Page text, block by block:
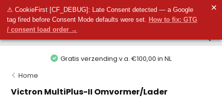
⚠ CookieFirst [CF_DEBUG]: Late Consent detected — a Google
tag fired before Consent Mode defaults were set. How to fix: GTG
/ consent load order →
✕
0 0
Gratis verzending v.a. €100,00 in NL
Home
Victron MultiPlus-II Omvormer/Lader